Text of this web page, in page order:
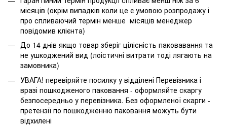
місяців (окрім випадків коли це є умовою розпродажу і
про спливаючий термін менше місяців менеджер
повідомив клієнта)
До 14 днів якщо товар зберіг цілісність паковавання та
не ушкоджений вид (лоістичні витрати тоді лягають на
замовника)
УВАГА! перевіряйте посилку у відділені Перевізника і
вразі пошкодженого паковання - оформляйте скаргу
безпосередньо у перевізника. Без оформленої скарги -
претензії по пошкодженню паковання можуть бути
відхилені